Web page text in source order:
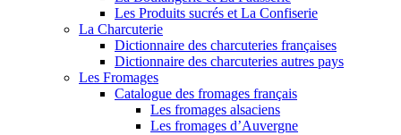
Les Produits sucrés et La Confiserie
La Charcuterie
Dictionnaire des charcuteries françaises
Dictionnaire des charcuteries autres pays
Les Fromages
Catalogue des fromages français
Les fromages alsaciens
Les fromages d’Auvergne